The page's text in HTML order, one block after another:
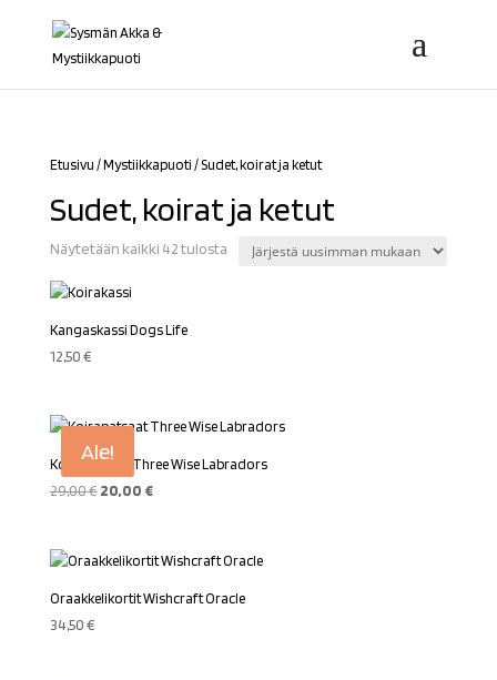
Etusivu /Mystiikkapuoti / Sudet, koirat ja ketut
Sudet, koirat ja ketut
Näytetään kaikki 42 tulostaSorted
Kangaskassi Dogs Life
12,50€
Ale!
Koirapatsaat Three Wise Labradors
29,00€ Alkuperäinen
29,00 €.
20,00 €Nykyinen
20,00 €.
Oraakkelikortit Wishcraft Oracle
34,50€